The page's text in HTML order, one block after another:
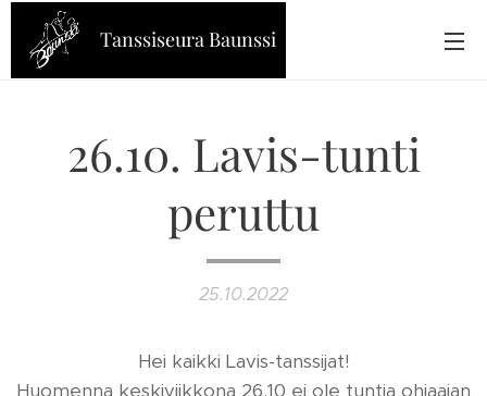
Tanssiseura Baunssi
26.10. Lavis-tunti
peruttu
25.10.2022
Hei kaikki Lavis-tanssijat!
Huomenna keskiviikkona 26.10 ei ole tuntia ohjaajan